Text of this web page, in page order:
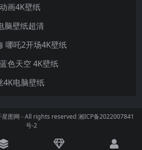
画4K壁纸
脑壁纸超清
哪吒2开场4K壁纸
色天空 4K壁纸
4K电脑壁纸
图网 - All rights reserved 湘ICP备2022007841
号-2